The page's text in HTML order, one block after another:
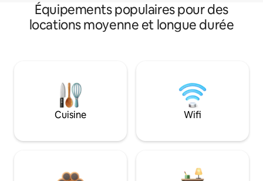
Équipements populaires pour des
locations moyenne et longue durée
Cuisine Wifi